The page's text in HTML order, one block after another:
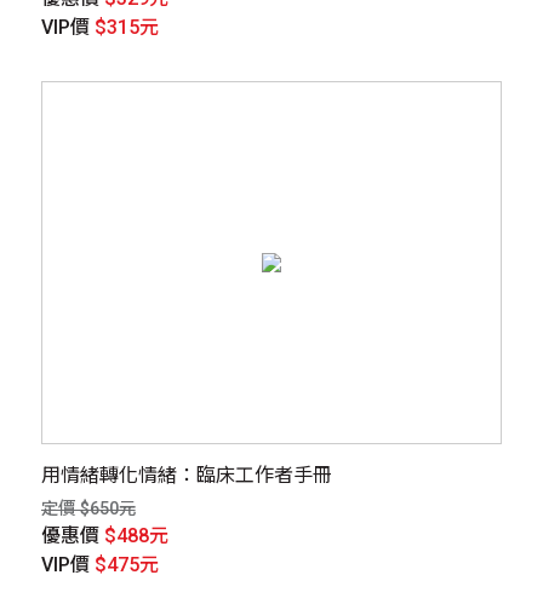
VIP價 $315元
用情緒轉化情緒：臨床工作者手冊
定價 $650元
優惠價 $488元
VIP價 $475元